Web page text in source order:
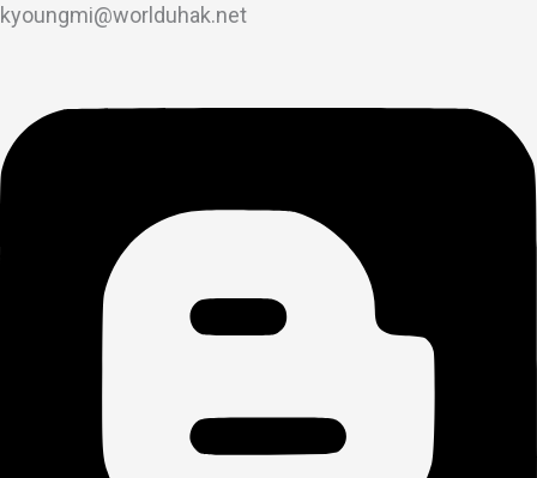
kyoungmi@worlduhak.net